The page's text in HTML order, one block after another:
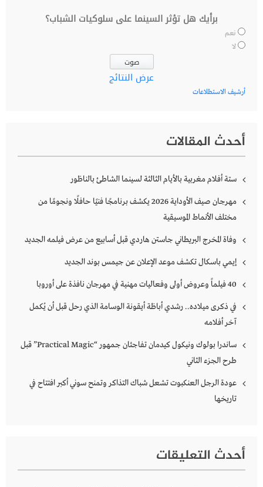
برأيك هل تؤثر السينما على سلوكيات الشباب؟
نعم
لا
عرض النتائج
أرشيف الاستطلاعات
أحدث المقالات
ستة أفلام مغربية بالأيام الثالثة لسينما الشاطئ بالناظور
مهرجان صيف الأوداية 2026 يكشف برنامجًا فنيًا حافلًا ونجومًا من
مختلف الأنماط الموسيقية
وفاة المخرج البريطاني جاستن هاردي قبل أسابيع من عرض فيلمه الجديد
إيمي باسكال تكشف موعد الإعلان عن جيمس بوند الجديد
40 فيلماً وعروض أولى وفعاليات مهنية في مهرجان نافذة على أوروبا
في ذكرى ميلاده.. رشدي أباظة أيقونة الوسامة الذي رحل قبل أن يُكمل
آخر أفلامه
ساندرا بولوك ونيكول كيدمان تفاجئان جمهور “Practical Magic” قبل
طرح الجزء الثاني
عودة الرجل العنكبوت تشعل شباك التذاكر وتمنح سوني أكبر افتتاح في
تاريخها
أحدث التعليقات